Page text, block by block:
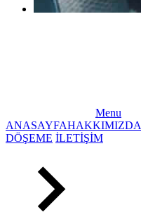
Menu
ANASAYFAHAKKIMIZDA
DÖŞEME İLETİŞİM